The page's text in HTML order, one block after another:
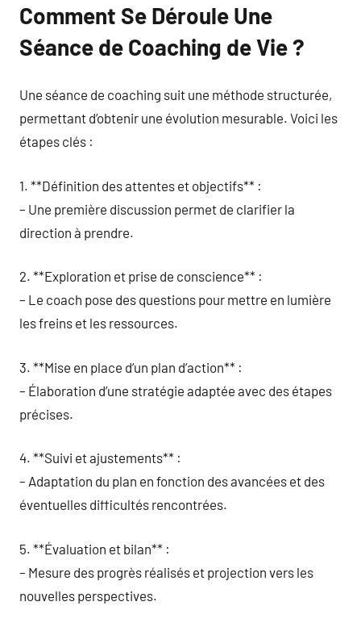
Comment Se Déroule Une
Séance de Coaching de Vie ?
Une séance de coaching suit une méthode structurée,
permettant d’obtenir une évolution mesurable. Voici les
étapes clés :
1. **Définition des attentes et objectifs** :
– Une première discussion permet de clarifier la
direction à prendre.
2. **Exploration et prise de conscience** :
– Le coach pose des questions pour mettre en lumière
les freins et les ressources.
3. **Mise en place d’un plan d’action** :
– Élaboration d’une stratégie adaptée avec des étapes
précises.
4. **Suivi et ajustements** :
– Adaptation du plan en fonction des avancées et des
éventuelles difficultés rencontrées.
5. **Évaluation et bilan** :
– Mesure des progrès réalisés et projection vers les
nouvelles perspectives.